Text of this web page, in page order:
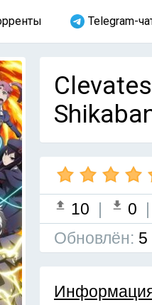
Telegram-
10 | 0
Обновлён: 5